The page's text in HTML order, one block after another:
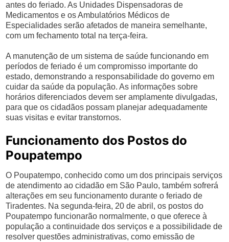
antes do feriado. As Unidades Dispensadoras de
Medicamentos e os Ambulatórios Médicos de
Especialidades serão afetados de maneira semelhante,
com um fechamento total na terça-feira.
A manutenção de um sistema de saúde funcionando em
períodos de feriado é um compromisso importante do
estado, demonstrando a responsabilidade do governo em
cuidar da saúde da população. As informações sobre
horários diferenciados devem ser amplamente divulgadas,
para que os cidadãos possam planejar adequadamente
suas visitas e evitar transtornos.
Funcionamento dos Postos do
Poupatempo
O Poupatempo, conhecido como um dos principais serviços
de atendimento ao cidadão em São Paulo, também sofrerá
alterações em seu funcionamento durante o feriado de
Tiradentes. Na segunda-feira, 20 de abril, os postos do
Poupatempo funcionarão normalmente, o que oferece à
população a continuidade dos serviços e a possibilidade de
resolver questões administrativas, como emissão de